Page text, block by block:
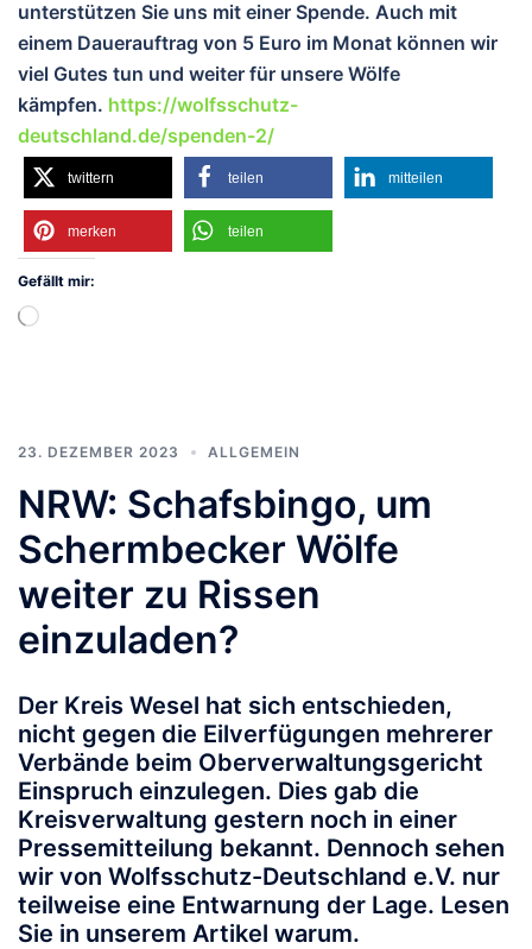
unterstützen Sie uns mit einer Spende. Auch mit
einem Dauerauftrag von 5 Euro im Monat können wir
viel Gutes tun und weiter für unsere Wölfe
kämpfen. https://wolfsschutz-
deutschland.de/spenden-2/
twittern teilen mitteilen
merken teilen
Gefällt mir:
Wird
23. DEZEMBER 2023 ALLGEMEIN
NRW: Schafsbingo, um
Schermbecker Wölfe
weiter zu Rissen
einzuladen?
Der Kreis Wesel hat sich entschieden,
nicht gegen die Eilverfügungen mehrerer
Verbände beim Oberverwaltungsgericht
Einspruch einzulegen. Dies gab die
Kreisverwaltung gestern noch in einer
Pressemitteilung bekannt. Dennoch sehen
wir von Wolfsschutz-Deutschland e.V. nur
teilweise eine Entwarnung der Lage. Lesen
Sie in unserem Artikel warum.